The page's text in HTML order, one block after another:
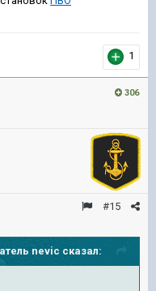
1
306
#15
nevic сказал: